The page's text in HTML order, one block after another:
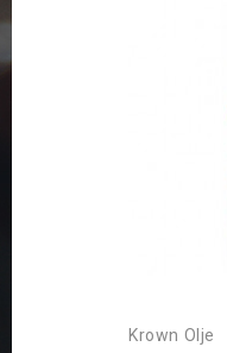
Krown Olje